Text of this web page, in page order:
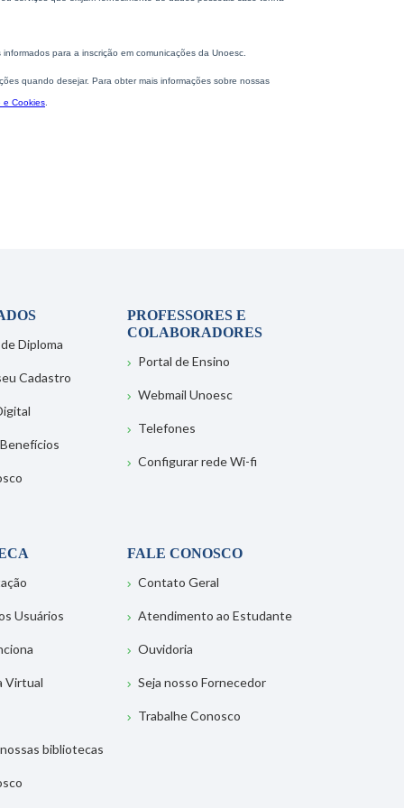
Diploma
Cadastro
PROFESSORES E
COLABORADORES
Portal de Ensino
Webmail Unoesc
Telefones
Configurar rede Wi-fi
Usuários
Virtual
bibliotecas
FALE CONOSCO
Contato Geral
Atendimento ao Estudante
Ouvidoria
Seja nosso Fornecedor
Trabalhe Conosco